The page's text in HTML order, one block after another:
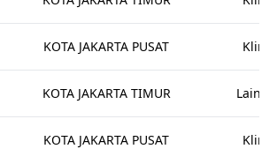
KOTA JAKARTA PUSAT Klinik
KOTA JAKARTA TIMUR
KOTA JAKARTA PUSAT Klinik